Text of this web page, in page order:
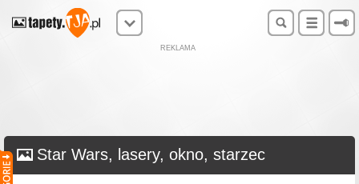
REKLAMA
Star Wars, lasery, okno, starzec